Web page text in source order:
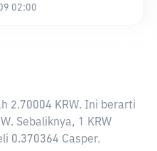
02:00
2.70004 KRW. Ini berarti
Sebaliknya, 1 KRW
0.370364 Casper.